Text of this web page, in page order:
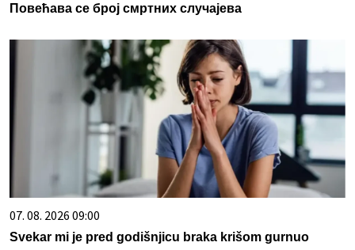
Повећава се број смртних случајева
07. 08. 2026 09:00
Svekar mi je pred godišnjicu braka krišom gurnuo